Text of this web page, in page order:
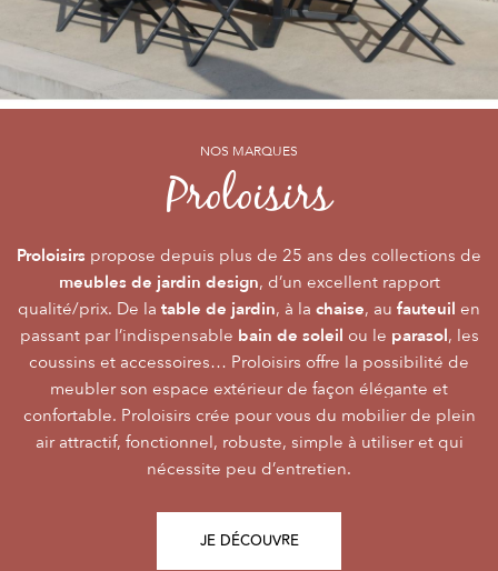
NOS MARQUES
Proloisirs
Proloisirs propose depuis plus de 25 ans des collections de
meubles de jardin design, d’un excellent rapport
qualité/prix. De la table de jardin, à la chaise, au fauteuil en
passant par l’indispensable bain de soleil ou le parasol, les
coussins et accessoires… Proloisirs offre la possibilité de
meubler son espace extérieur de façon élégante et
confortable. Proloisirs crée pour vous du mobilier de plein
air attractif, fonctionnel, robuste, simple à utiliser et qui
nécessite peu d’entretien.
JE DÉCOUVRE
NOS MARQUES
Océoby PROLOISIRS
Océocrée dumobilier Premium, pour vivre l’extérieur avec
raffinement et participer de façon inoubliable aux grandes
émotions de la vie. Le mobilier Océo, de par la qualité de
ses différents matériaux et de sa fabrication, se joue des
frontières d’usage. Voir sonextérieurcomme une pièce à
part entière nécessite du style et le soin des détails.
L’illustration Océo passe par la qualité desplateaux
Trespa® qui équipent en exclusivité de nombreusestables
de jardinpour un plaisir d’usage durable.
JE DÉCOUVRE
NOS MARQUES
Alizéby PROLOISIRS
Alizéest LA marque du mobilier de jardin contemporain
dont la conception et l’accessibilité du prixfont qu’elle
s’adresse au plus grand nombre.
Le mobilier d’extérieur Alizé apporte un souffle bien
agréable empreint de style, fonctionnalité, facilité
d’utilisation, prix, pour des instantsRepas, Salon,Détente
Alizé est créée pour bien vivre dehors, dans la joie, la
modernité, la simplicité, le plaisir d’être ensemble !
JE DÉCOUVRE